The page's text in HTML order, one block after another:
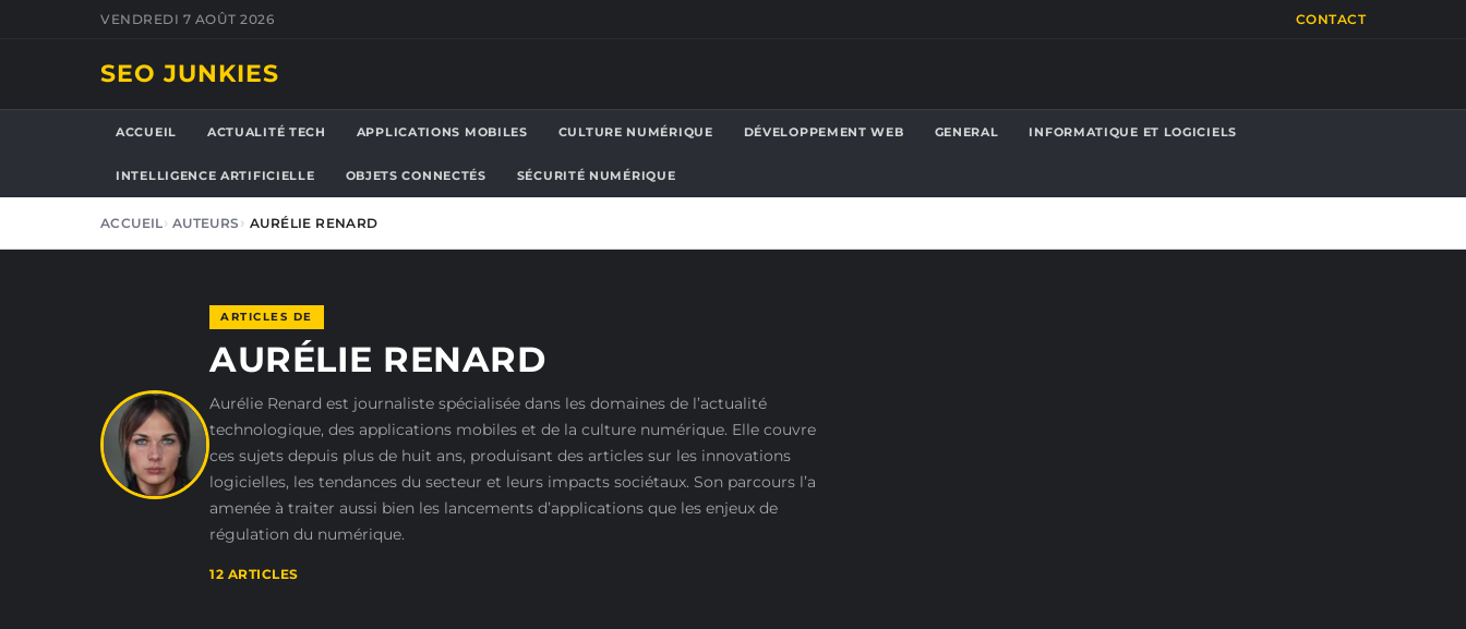
VENDREDI 7 AOÛT 2026 CONTACT
SEO JUNKIES
ACCUEIL ACTUALITÉ TECH APPLICATIONS MOBILES CULTURE NUMÉRIQUE DÉVELOPPEMENT WEB GENERAL INFORMATIQUE ET LOGICIELS
INTELLIGENCE ARTIFICIELLE OBJETS CONNECTÉS SÉCURITÉ NUMÉRIQUE
ACCUEIL AUTEURS AURÉLIE RENARD
ARTICLES DE
AURÉLIE RENARD
Aurélie Renard est journaliste spécialisée dans les domaines de l’actualité
technologique, des applications mobiles et de la culture numérique. Elle couvre
ces sujets depuis plus de huit ans, produisant des articles sur les innovations
logicielles, les tendances du secteur et leurs impacts sociétaux. Son parcours l’a
amenée à traiter aussi bien les lancements d’applications que les enjeux de
régulation du numérique.
12 ARTICLES